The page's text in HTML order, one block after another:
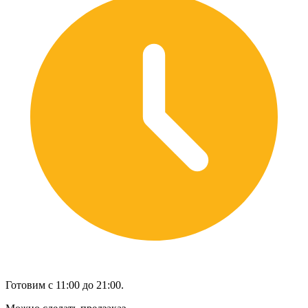
Готовим с 11:00 до 21:00.